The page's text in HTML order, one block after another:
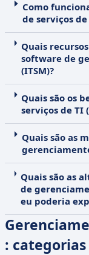
Como
de serviços de
Quais
software de
(ITSM)?
Quais são os
serviços de TI
Quais são as
Quais são as
de
eu poderia
: